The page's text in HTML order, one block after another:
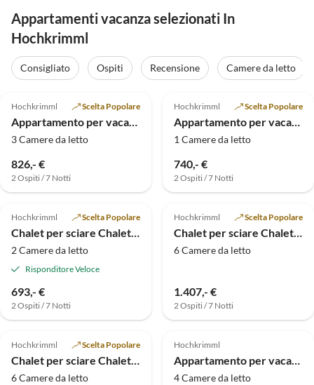
Appartamenti vacanza selezionati In
Hochkrimml
Consigliato Ospiti Recensione Camere da letto
Annuncio in
Alto
Hochkrimml Scelta Popolare
Appartamento per vacanze Chalet a Hochkrimml per 8 persone
3 Camere da letto
826,- €
2 Ospiti / 7 Notti
Hochkrimml Scelta Popolare
Appartamento per vacanze Himmelreich
1 Camere da letto
740,- €
2 Ospiti / 7 Notti
Alto
4.9 (2)
Hochkrimml Scelta Popolare
Chalet per sciare Chalet Lang a Hochkrimml per 6 persone
2 Camere da letto
Risponditore Veloce
693,- €
2 Ospiti / 7 Notti
Alto
Hochkrimml Scelta Popolare
Chalet per sciare Chalet Lang a Hochkrimml per 12 persone
6 Camere da letto
1.407,- €
2 Ospiti / 7 Notti
Alto
Hochkrimml Scelta Popolare
Chalet per sciare Chalet Lang a Hochkrimml per 14 persone
6 Camere da letto
Hochkrimml
Appartamento per vacanze Zillertalarena 148
4 Camere da letto